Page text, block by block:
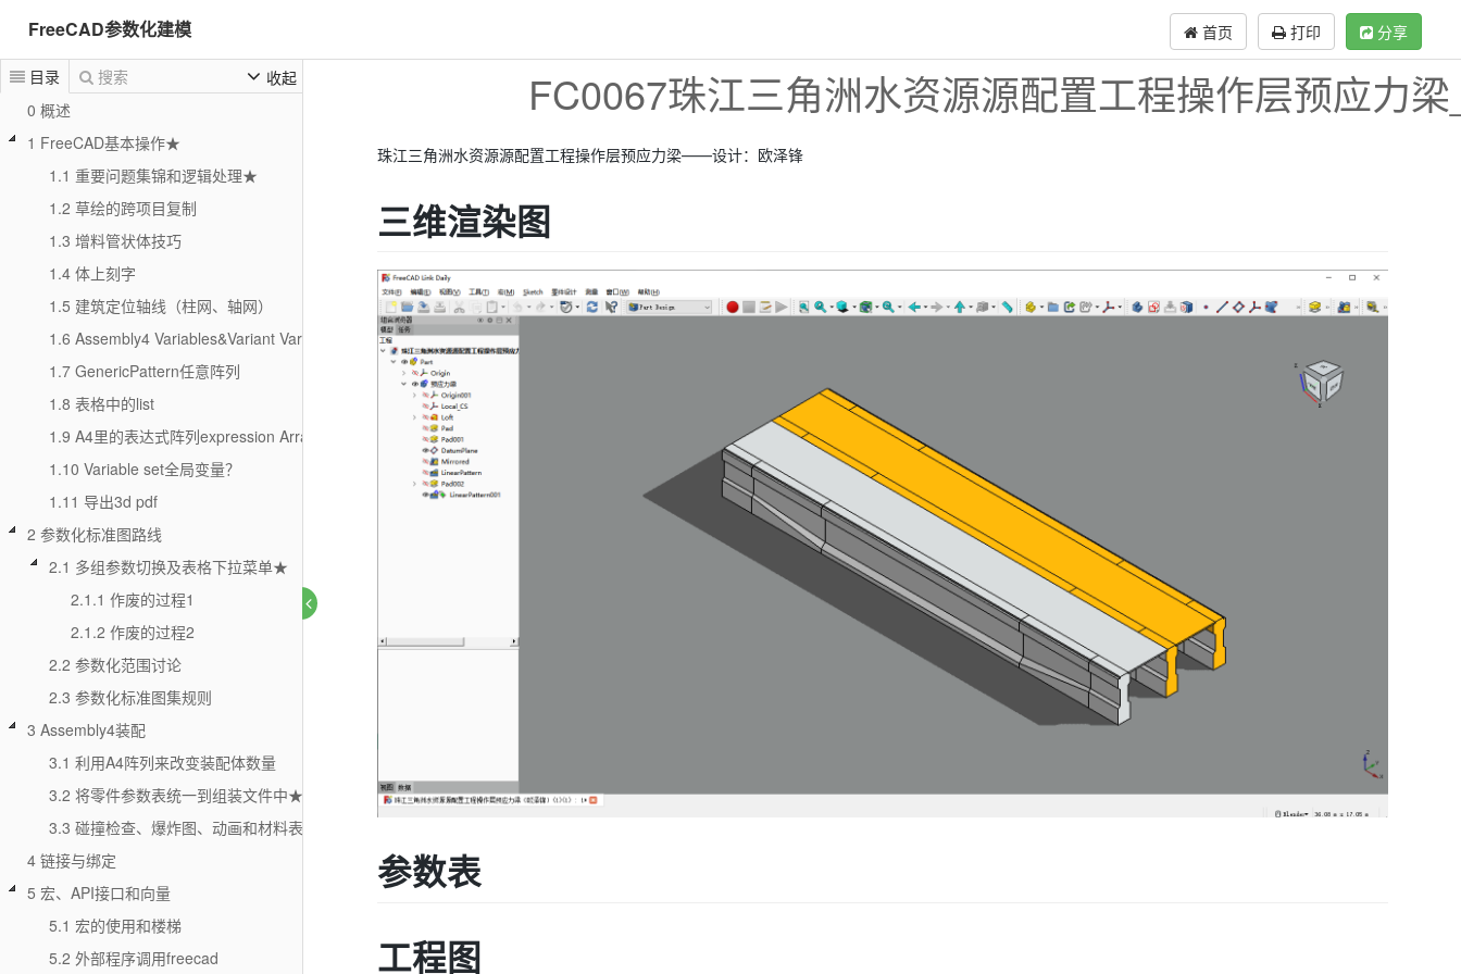
FreeCAD参数化建模 首页 打印 分享
目录 搜索
收起
0 概述
1 FreeCAD基本操作★
1.1 重要问题集锦和逻辑处理★
1.2 草绘的跨项目复制
1.3 增料管状体技巧
1.4 体上刻字
1.5 建筑定位轴线（柱网、轴网）
1.6 Assembly4 Variables&Variant Variables
1.7 GenericPattern任意阵列
1.8 表格中的list
1.9 A4里的表达式阵列expression Array
1.10 Variable set全局变量？
1.11 导出3d pdf
2 参数化标准图路线
2.1 多组参数切换及表格下拉菜单★
2.1.1 作废的过程1
2.1.2 作废的过程2
2.2 参数化范围讨论
2.3 参数化标准图集规则
3 Assembly4装配
3.1 利用A4阵列来改变装配体数量
3.2 将零件参数表统一到组装文件中★
3.3 碰撞检查、爆炸图、动画和材料表
4 链接与绑定
5 宏、API接口和向量
5.1 宏的使用和楼梯
5.2 外部程序调用freecad
FC0067珠江三角洲水资源源配置工程操作层预应力
珠江三角洲水资源源配置工程操作层预应力梁——设计：欧泽锋
三维渲染图
参数表
工程图